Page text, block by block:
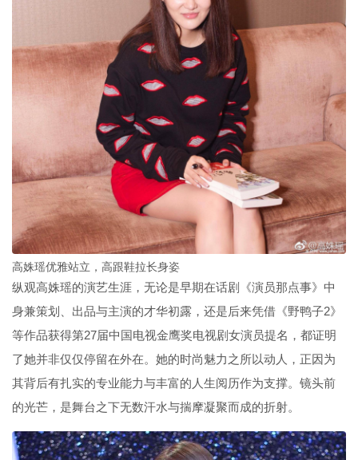
高姝瑶优雅站立，高跟鞋拉长身姿
纵观高姝瑶的演艺生涯，无论是早期在话剧《演员那点事》中
身兼策划、出品与主演的才华初露，还是后来凭借《野鸭子2》
等作品获得第27届中国电视金鹰奖电视剧女演员提名，都证明
了她并非仅仅停留在外在。她的时尚魅力之所以动人，正因为
其背后有扎实的专业能力与丰富的人生阅历作为支撑。镜头前
的光芒，是舞台之下无数汗水与揣摩凝聚而成的折射。